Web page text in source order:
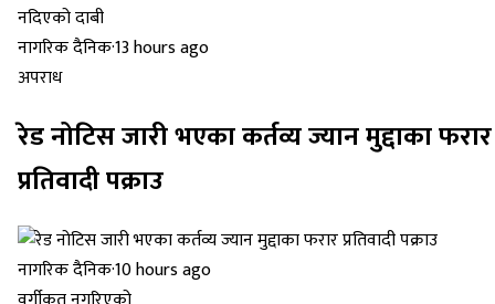
नागरिक दैनिक·13 hours ago
अपराध
रेड नोटिस जारी भएका कर्तव्य ज्यान मुद्दाका फरार
प्रतिवादी पक्राउ
नागरिक दैनिक·10 hours ago